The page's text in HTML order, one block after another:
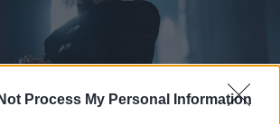
Process My Personal Information